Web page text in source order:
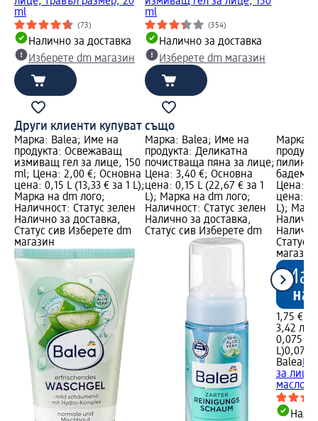
ml
(73)
Налично за доставка
Изберете dm магазин
ml
(354)
Налично за доставка
Изберете dm магазин
Други клиенти купуват също
Марка: Balea; Име на
продукта: Освежаващ
измиващ гел за лице, 150
ml; Цена: 2,00 €; Основна
цена: 0,15 L (13,33 € за 1 L);
Марка на dm лого;
Наличност: Статус зелен
Налично за доставка,
Статус сив Изберете dm
магазин
Марка: Balea; Име на
продукта: Деликатна
почистваща пяна за лице;
Цена: 3,40 €; Основна
цена: 0,15 L (22,67 € за 1
L); Марка на dm лого;
Наличност: Статус зелен
Налично за доставка,
Статус сив Изберете dm
Марка:
пилинг
Цена:
цена:
L);
Статус
магазин
1,75 €
3,42 лв.
0,075 L
L)0,075
Balea
за лице
масло,